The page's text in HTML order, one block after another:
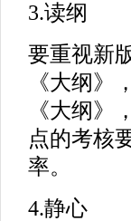
3.读纲
要重视新
《大纲》
《大纲》
点的考核
率。
4.静心